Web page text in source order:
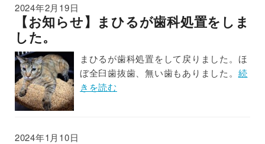
2024年2月19日
【お知らせ】まひるが歯科処置をしま
した。
まひるが歯科処置をして戻りました。ほ
ぼ全臼歯抜歯、無い歯もありました。 続
きを読む
2024年1月10日